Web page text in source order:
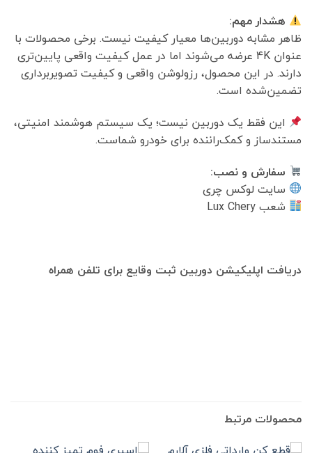
هشدار مهم:
ظاهر مشابه دوربین‌ها معیار کیفیت نیست. برخی محصولات با
عنوان 4K عرضه می‌شوند اما در عمل کیفیت واقعی پایین‌تری
دارند. در این محصول، رزولوشن واقعی و کیفیت تصویربرداری
تضمین‌شده است.
این فقط یک دوربین نیست؛ یک سیستم هوشمند امنیتی،
مستندساز و کمک‌راننده برای خودرو شماست.
سفارش و نصب:
سایت لوکس چری
شعب Lux Chery
دریافت اپلیکیشن دوربین ثبت وقایع برای تلفن همراه
محصولات مرتبط